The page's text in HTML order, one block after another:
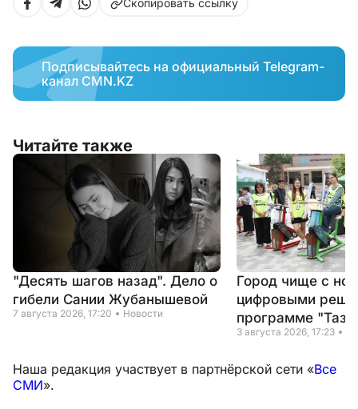
Подписывайтесь на официальный Telegram-
канал CMN.KZ
Читайте также
"Десять шагов назад". Дело о
гибели Сании Жубанышевой
7 августа 2026, 17:20 Новости
Город чище с
цифровыми
программе "Таза
3 августа 2026, 17:23
Наша редакция участвует в партнёрской сети «Все
СМИ».